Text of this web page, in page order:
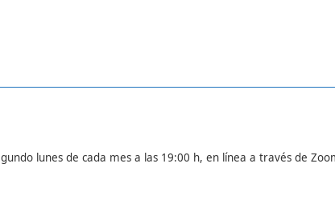
lunes de cada mes a las 19:00 h, en línea a través de